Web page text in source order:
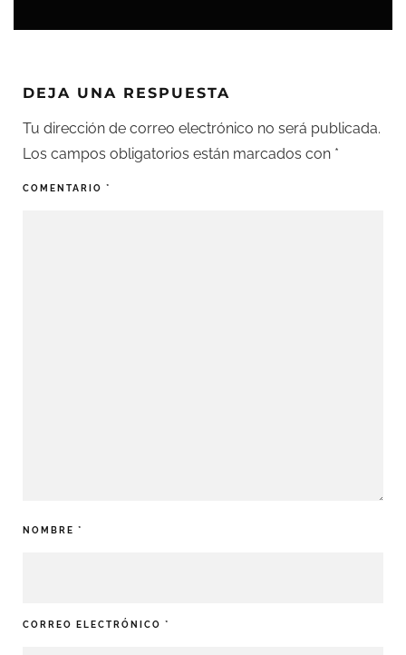
DEJA UNA RESPUESTA
Tu dirección de correo electrónico no será publicada.
Los campos obligatorios están marcados con *
COMENTARIO *
NOMBRE *
CORREO ELECTRÓNICO *